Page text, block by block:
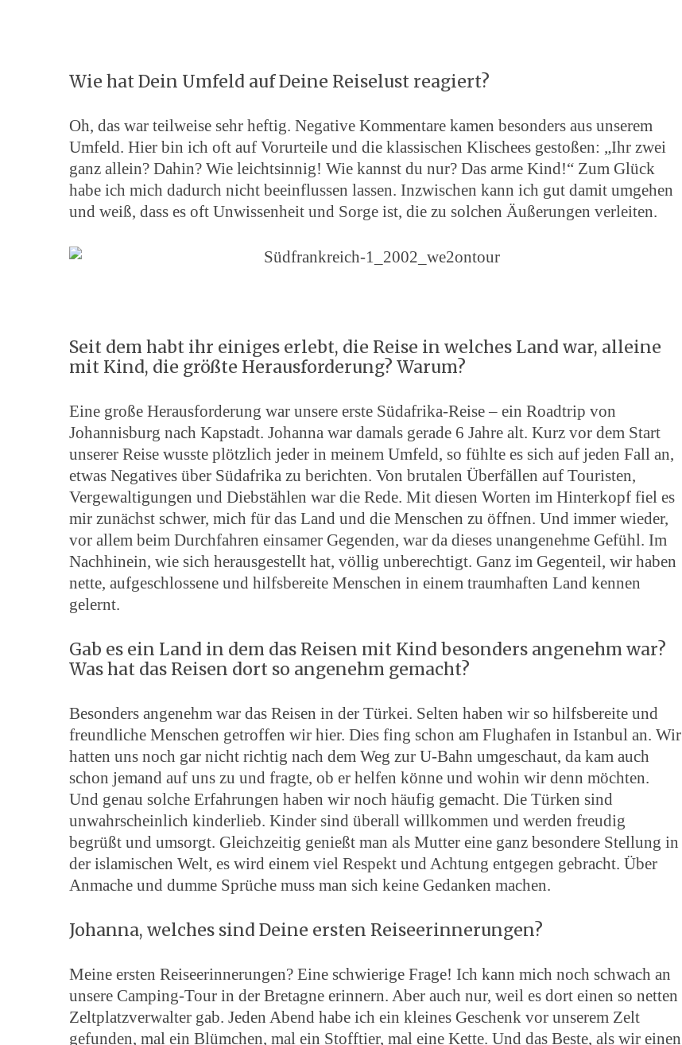
Wie hat Dein Umfeld auf Deine Reiselust reagiert?
Oh, das war teilweise sehr heftig. Negative Kommentare kamen besonders aus unserem
Umfeld. Hier bin ich oft auf Vorurteile und die klassischen Klischees gestoßen: „Ihr zwei
ganz allein? Dahin? Wie leichtsinnig! Wie kannst du nur? Das arme Kind!“ Zum Glück
habe ich mich dadurch nicht beeinflussen lassen. Inzwischen kann ich gut damit umgehen
und weiß, dass es oft Unwissenheit und Sorge ist, die zu solchen Äußerungen verleiten.
Seit dem habt ihr einiges erlebt, die Reise in welches Land war, alleine
mit Kind, die größte Herausforderung? Warum?
Eine große Herausforderung war unsere erste Südafrika-Reise – ein Roadtrip von
Johannisburg nach Kapstadt. Johanna war damals gerade 6 Jahre alt. Kurz vor dem Start
unserer Reise wusste plötzlich jeder in meinem Umfeld, so fühlte es sich auf jeden Fall an,
etwas Negatives über Südafrika zu berichten. Von brutalen Überfällen auf Touristen,
Vergewaltigungen und Diebstählen war die Rede. Mit diesen Worten im Hinterkopf fiel es
mir zunächst schwer, mich für das Land und die Menschen zu öffnen. Und immer wieder,
vor allem beim Durchfahren einsamer Gegenden, war da dieses unangenehme Gefühl. Im
Nachhinein, wie sich herausgestellt hat, völlig unberechtigt. Ganz im Gegenteil, wir haben
nette, aufgeschlossene und hilfsbereite Menschen in einem traumhaften Land kennen
gelernt.
Gab es ein Land in dem das Reisen mit Kind besonders angenehm war?
Was hat das Reisen dort so angenehm gemacht?
Besonders angenehm war das Reisen in der Türkei. Selten haben wir so hilfsbereite und
freundliche Menschen getroffen wir hier. Dies fing schon am Flughafen in Istanbul an. Wir
hatten uns noch gar nicht richtig nach dem Weg zur U-Bahn umgeschaut, da kam auch
schon jemand auf uns zu und fragte, ob er helfen könne und wohin wir denn möchten.
Und genau solche Erfahrungen haben wir noch häufig gemacht. Die Türken sind
unwahrscheinlich kinderlieb. Kinder sind überall willkommen und werden freudig
begrüßt und umsorgt. Gleichzeitig genießt man als Mutter eine ganz besondere Stellung in
der islamischen Welt, es wird einem viel Respekt und Achtung entgegen gebracht. Über
Anmache und dumme Sprüche muss man sich keine Gedanken machen.
Johanna, welches sind Deine ersten Reiseerinnerungen?
Meine ersten Reiseerinnerungen? Eine schwierige Frage! Ich kann mich noch schwach an
unsere Camping-Tour in der Bretagne erinnern. Aber auch nur, weil es dort einen so netten
Zeltplatzverwalter gab. Jeden Abend habe ich ein kleines Geschenk vor unserem Zelt
gefunden, mal ein Blümchen, mal ein Stofftier, mal eine Kette. Und das Beste, als wir einen